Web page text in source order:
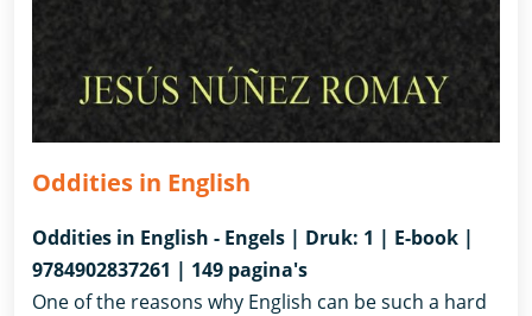
Oddities in English
Oddities in English - Engels | Druk: 1 | E-book |
9784902837261 | 149 pagina's
One of the reasons why English can be such a hard